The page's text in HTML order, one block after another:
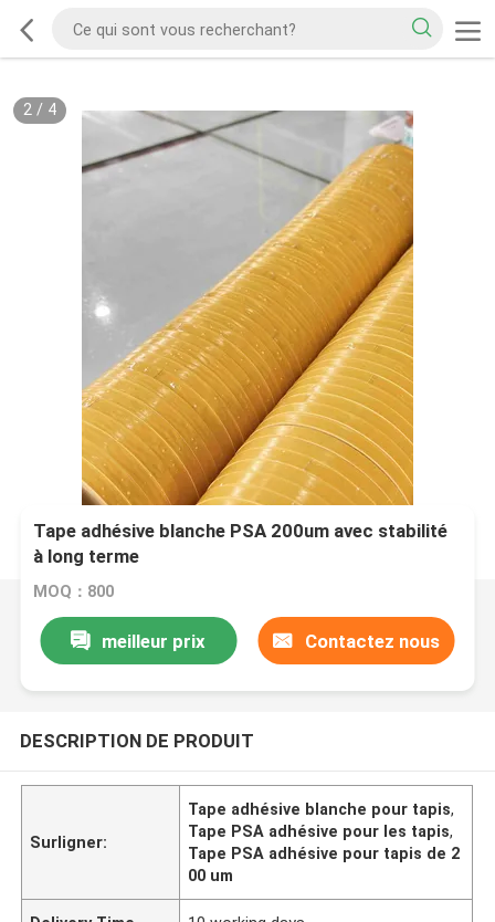
2/ 4
Tape adhésive blanche PSA 200um avec stabilité
à long terme
MOQ：800
meilleur prix Contactez nous
DESCRIPTION DE PRODUIT
Surligner:
Tape adhésive blanche pour tapis,
Tape PSA adhésive pour les tapis,
Tape PSA adhésive pour tapis de 2
00 um